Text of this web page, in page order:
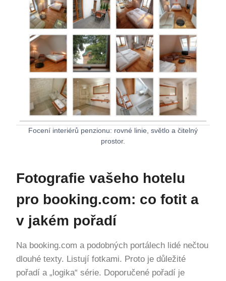
Focení interiérů penzionu: rovné linie, světlo a čitelný
prostor.
Fotografie vašeho hotelu
pro booking.com: co fotit a
v jakém pořadí
Na booking.com a podobných portálech lidé nečtou
dlouhé texty. Listují fotkami. Proto je důležité
pořadí a „logika“ série. Doporučené pořadí je